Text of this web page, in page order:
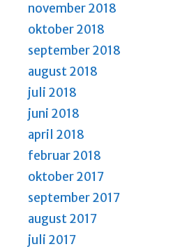
november 2018
oktober 2018
september 2018
august 2018
juli 2018
juni 2018
april 2018
februar 2018
oktober 2017
september 2017
august 2017
juli 2017